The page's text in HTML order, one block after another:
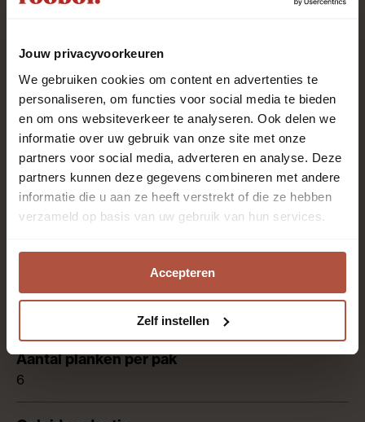
Jouw privacyvoorkeuren
We gebruiken cookies om content en advertenties te
personaliseren, om functies voor social media te bieden
en om ons websiteverkeer te analyseren. Ook delen we
informatie over uw gebruik van onze site met onze
partners voor social media, adverteren en analyse. Deze
partners kunnen deze gegevens combineren met andere
informatie die u aan ze heeft verstrekt of die ze hebben
verzameld op basis van uw gebruik van hun services.
Accepteren
Zelf instellen
1.68
4-zijdig
Kantoren en winkels, Keuken, Slaapkamer,
Thuiskantoor, Woonkamer
6